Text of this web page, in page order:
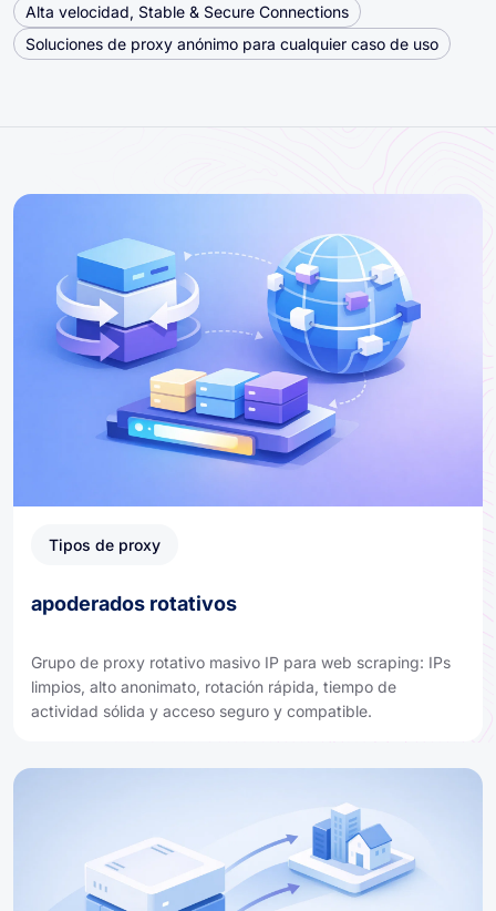
Alta velocidad, Stable & Secure Connections
Soluciones de proxy anónimo para cualquier caso de uso
Tipos de proxy
apoderados rotativos
Grupo de proxy rotativo masivo IP para web scraping: IPs
limpios, alto anonimato, rotación rápida, tiempo de
actividad sólida y acceso seguro y compatible.